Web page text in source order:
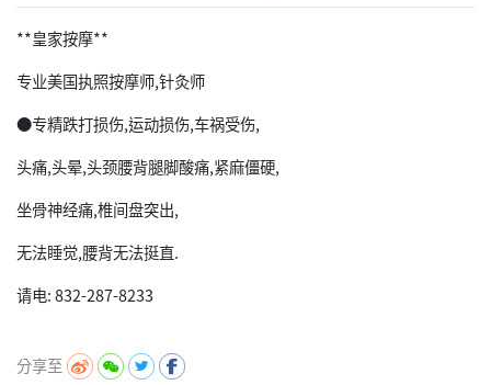
**皇家按摩**
专业美国执照按摩师,针灸师
●专精跌打损伤,运动损伤,车祸受伤,
头痛,头晕,头颈腰背腿脚酸痛,紧麻僵硬,
坐骨神经痛,椎间盘突出,
无法睡觉,腰背无法挺直.
请电: 832-287-8233
分享至